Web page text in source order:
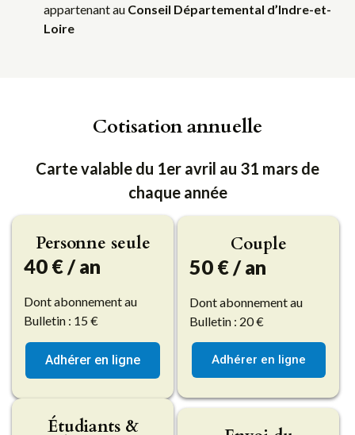
appartenant au Conseil Départemental d’Indre-et-
Loire
Cotisation annuelle
Carte valable du 1er avril au 31 mars de
chaque année
Personne seule
40 € / an
Dont abonnement au
Bulletin : 15 €
Adhérer en ligne
Couple
50 € / an
Dont abonnement au
Bulletin : 20 €
Adhérer en ligne
Étudiants &